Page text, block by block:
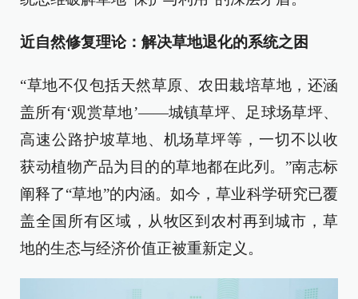
近自然修复理论：解决草地退化的系统之困
“草地不仅包括天然草原、农田栽培草地，还涵
盖所有‘观赏草地’——城镇草坪、足球场草坪、
高速公路护坡草地、机场草坪等，一切不以收
获动植物产品为目的的草地都在此列。”南志标
阐释了“草地”的内涵。如今，草业科学研究已覆
盖全国所有区域，从牧区到农村再到城市，草
地的生态与经济价值正被重新定义。